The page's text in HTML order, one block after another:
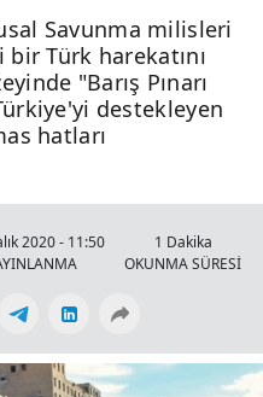
Savunma milisleri
Türk harekatını
"Barış Pınarı
destekleyen
hatları
2020 - 11:50
1 Dakika
OKUNMA SÜRESİ